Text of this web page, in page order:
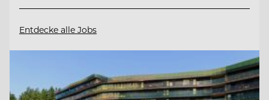
Entdecke alle Jobs